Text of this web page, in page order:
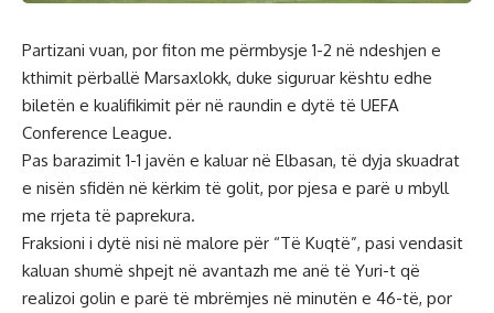
Partizani vuan, por fiton me përmbysje 1-2 në ndeshjen e
kthimit përballë Marsaxlokk, duke siguruar kështu edhe
biletën e kualifikimit për në raundin e dytë të UEFA
Conference League.
Pas barazimit 1-1 javën e kaluar në Elbasan, të dyja skuadrat
e nisën sfidën në kërkim të golit, por pjesa e parë u mbyll
me rrjeta të paprekura.
Fraksioni i dytë nisi në malore për “Të Kuqtë”, pasi vendasit
kaluan shumë shpejt në avantazh me anë të Yuri-t që
realizoi golin e parë të mbrëmjes në minutën e 46-të, por